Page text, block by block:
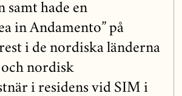
samt hade en
in Andamento” på
i de nordiska länderna
nordisk
i residens vid SIM i